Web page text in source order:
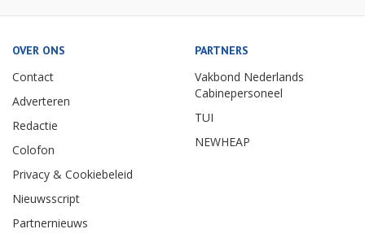
OVER ONS
Contact
Adverteren
Redactie
Colofon
Privacy & Cookiebeleid
Nieuwsscript
Partnernieuws
PARTNERS
Vakbond Nederlands
Cabinepersoneel
TUI
NEWHEAP